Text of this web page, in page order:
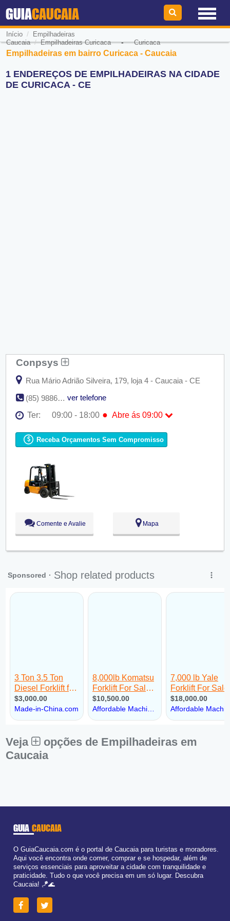
GUIACAUCAIA
Início /
Empilhadeiras
Caucaia/Empilhadeiras Curicaca-Curicaca
Empilhadeiras em bairro Curicaca - Caucaia
1 ENDEREÇOS DE EMPILHADEIRAS NA CIDADE
DE CURICACA - CE
Conpsys
Rua Mário Adrião Silveira, 179, loja 4 - Caucaia - CE
(85) 98866-7418 / (85) 98808-1877
ver telefone
Ter:
09:00 - 18:00 ● Abre ás 09:00
Ter:
09:00 - 18:00 ●Abre ás 09:00
Qua:
09:00 - 18:00
Sáb:
Dom:
Fechado
Receba Orçamentos Sem Compromisso
Comente e Avalie Mapa
Veja
opções de Empilhadeiras em
Caucaia
GUIA CAUCAIA
O GuiaCaucaia.com é o portal de Caucaia para turistas e moradores.
Aqui você encontra onde comer, comprar e se hospedar, além de
serviços essenciais para aproveitar a cidade com tranquilidade e
praticidade. Tudo o que você precisa em um só lugar. Descubra
Caucaia! 🪁🌊